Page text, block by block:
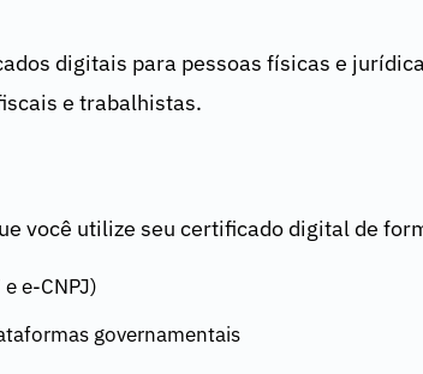
digitais para pessoas físicas e
e trabalhistas.
você utilize seu certificado digital de
e-CNPJ)
governamentais